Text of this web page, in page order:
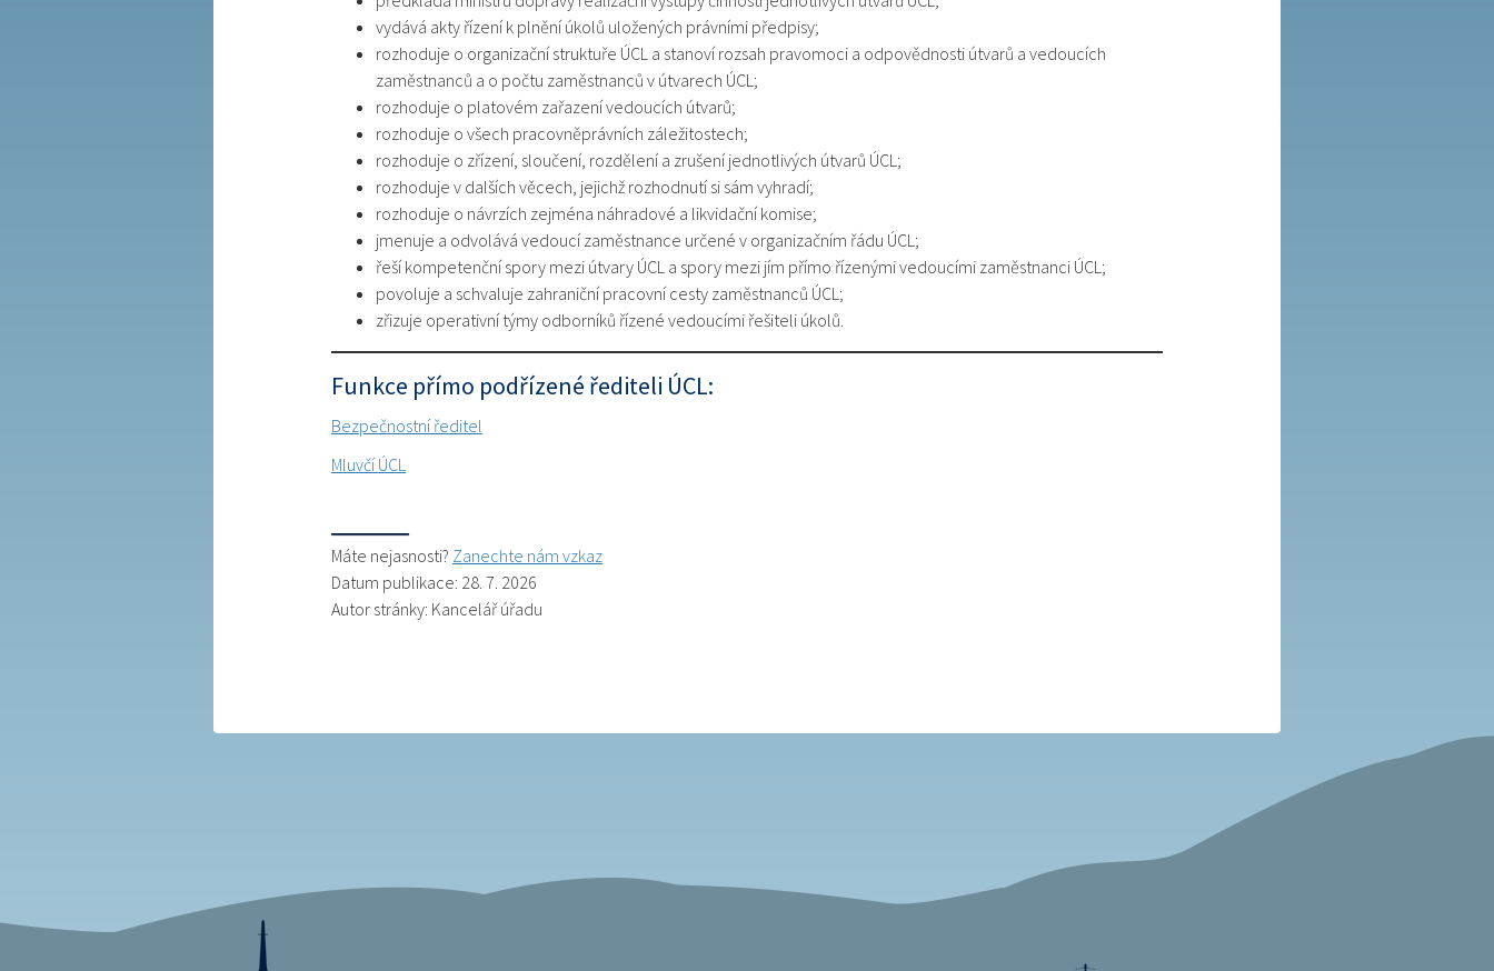
vydává akty řízení k plnění úkolů uložených právními předpisy;
rozhoduje o organizační struktuře ÚCL a stanoví rozsah pravomoci a odpovědnosti útvarů a vedoucích
zaměstnanců a o počtu zaměstnanců v útvarech ÚCL;
rozhoduje o platovém zařazení vedoucích útvarů;
rozhoduje o všech pracovněprávních záležitostech;
rozhoduje o zřízení, sloučení, rozdělení a zrušení jednotlivých útvarů ÚCL;
rozhoduje v dalších věcech, jejichž rozhodnutí si sám vyhradí;
rozhoduje o návrzích zejména náhradové a likvidační komise;
jmenuje a odvolává vedoucí zaměstnance určené v organizačním řádu ÚCL;
řeší kompetenční spory mezi útvary ÚCL a spory mezi jím přímo řízenými vedoucími zaměstnanci ÚCL;
povoluje a schvaluje zahraniční pracovní cesty zaměstnanců ÚCL;
zřizuje operativní týmy odborníků řízené vedoucími řešiteli úkolů.
Funkce přímo podřízené řediteli ÚCL:
Bezpečnostní ředitel
Mluvčí ÚCL
Máte nejasnosti? Zanechte nám vzkaz
Datum publikace: 28. 7. 2026
Autor stránky: Kancelář úřadu